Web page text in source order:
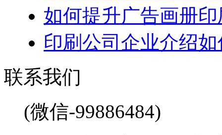
如何提升广告画册
印刷公司企业介绍
联系我们
(微信-99886484)